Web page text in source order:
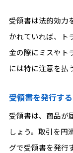
受領書は法的効力
かれていれば、ト
金の際にミスやト
には特に注意を払
受領書を発行す
受領書は、商品が
しょう。取引を円
グで受領書を発行